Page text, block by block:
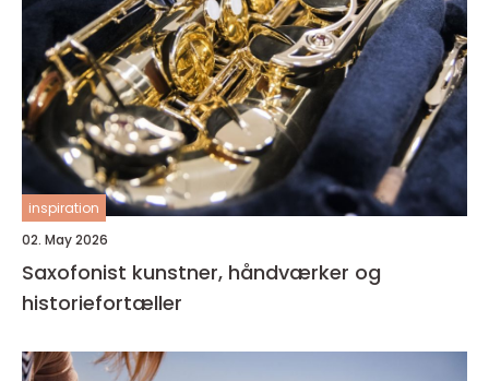
inspiration
02. May 2026
Saxofonist kunstner, håndværker og
historiefortæller